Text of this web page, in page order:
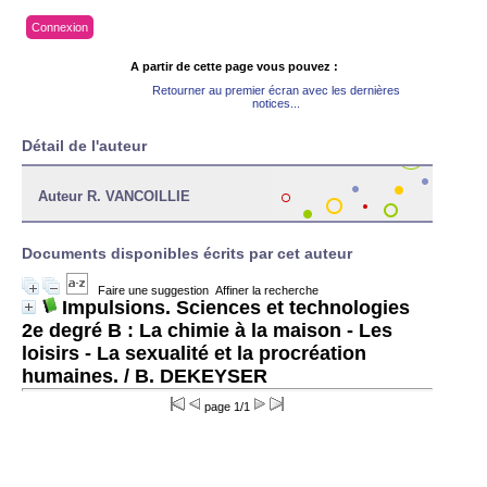
Connexion
A partir de cette page vous pouvez :
Retourner au premier écran avec les dernières
notices...
Détail de l'auteur
Auteur R. VANCOILLIE
Documents disponibles écrits par cet auteur
Faire une suggestion Affiner la recherche
Impulsions. Sciences et technologies
2e degré B : La chimie à la maison - Les
loisirs - La sexualité et la procréation
humaines. / B. DEKEYSER
page 1/1